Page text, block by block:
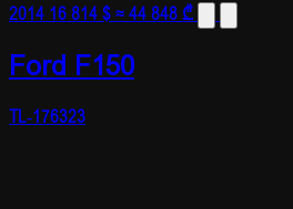
2014 16 814 $≈ 44 848 ₾
Ford F150
TL-176323